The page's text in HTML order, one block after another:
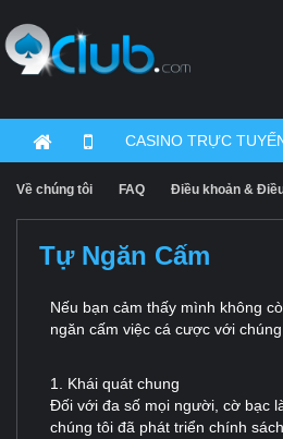
CASINO TRỰC
Về chúng tôi FAQ Điều khoản &
Tự Ngăn Cấm
Nếu bạn cảm thấy mình không
ngăn cấm việc cá cược với
1. Khái quát chung
Đối với đa số mọi người, cờ bạc
chúng tôi đã phát triển chính